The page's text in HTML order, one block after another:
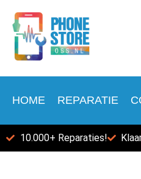
HOME REPARATIE
10.000+ Reparaties!